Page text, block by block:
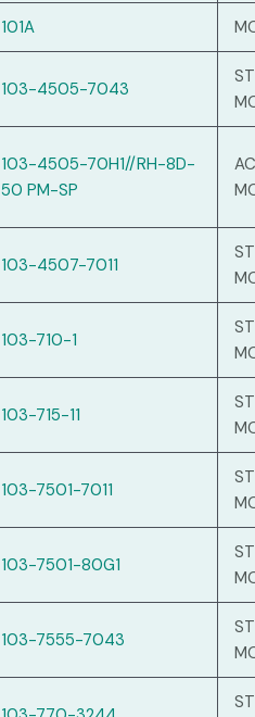
101A
103-4505-7043
103-4505-70H1//RH-8D-
50 PM-SP
103-4507-7011
103-710-1
103-715-11
103-7501-7011
103-7501-80G1
103-7555-7043